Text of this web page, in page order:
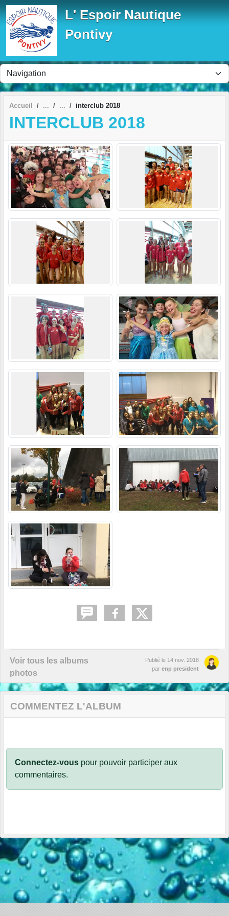
L' Espoir Nautique
Pontivy
Accueil interclub 2018
INTERCLUB 2018
Voir tous les albums
photos
Publié le 14 nov. 2018
par enp president
COMMENTEZ L'ALBUM
Connectez-vous pour pouvoir participer aux
commentaires.
Panneau de gestion des cookies